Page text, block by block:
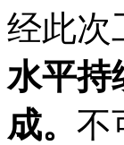
经此次
水平持
成。 不